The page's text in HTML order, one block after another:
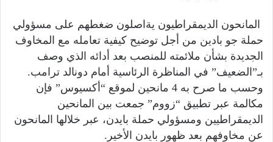
المانحون الديمقراطيون يةاصلون ضغطهم على مسؤولي
حملة جو بادين من أجل توضيح كيفية تعامله مع المخاوف
الجديدة بشأن ملائمته للمنصب بعد أدائه الذي وصف
بـ”الضعيف” في المناظرة الرئاسية أمام دونالد ترامب.
وحسب ما صرح به 4 مانحين لموقع “أكسيوس” فإن
مكالمة عبر تطبيق “زووم” جمعت بين المانحين
الديمقراطيين ومسؤولي حملة بايدن، عبر خلالها المانحون
عن مخاوفهم بعد ظهور بايدن الأخير.